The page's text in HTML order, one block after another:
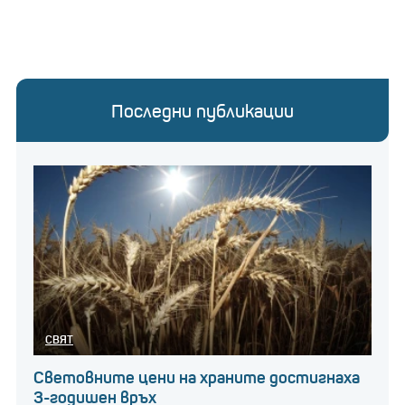
Няколко компании са осигуриха оценки за повече
от 1 трилион долара.Berkshire Hathaway
последно стигна максималната си оценка досега в
края на август, дни преди нейният архитект
Уорън Бъфет
да отпразнува 94-ия си рожден
ден.
Последни публикации
СВЯТ
Световните цени на храните достигнаха
3-годишен връх